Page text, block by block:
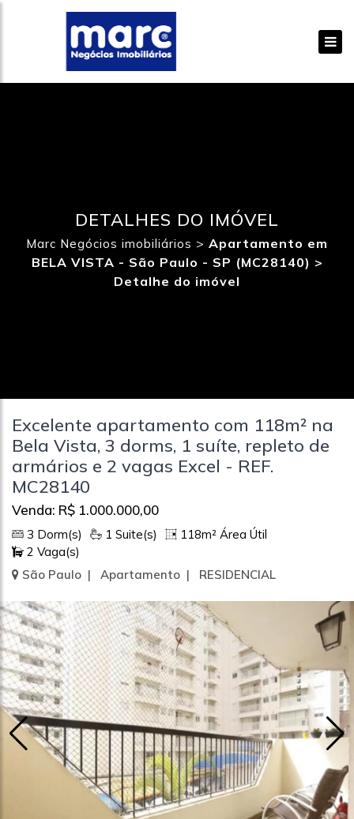
DETALHES DO IMÓVEL
Marc Negócios imobiliários > Apartamento em
BELA VISTA - São Paulo - SP (MC28140) >
Detalhe do imóvel
Excelente apartamento com 118m² na
Bela Vista, 3 dorms, 1 suíte, repleto de
armários e 2 vagas Excel - REF.
MC28140
Venda: R$ 1.000.000,00
3 Dorm(s) 1 Suite(s)
118m² Área Útil
2 Vaga(s)
São Paulo | Apartamento | RESIDENCIAL